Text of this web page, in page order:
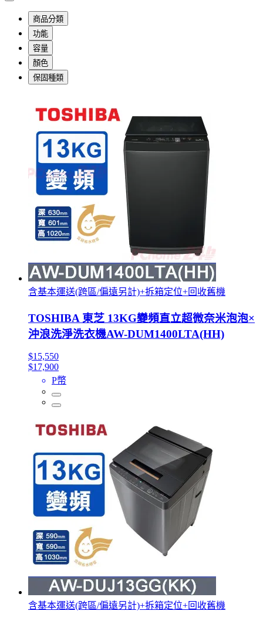
商品分類
功能
容量
顏色
保固種類
含基本運送(跨區/偏遠另計)+拆箱定位+回收舊機
TOSHIBA 東芝 13KG變頻直立超微奈米泡泡×
沖浪洗淨洗衣機AW-DUM1400LTA(HH)
$15,550
$17,900
P幣
含基本運送(跨區/偏遠另計)+拆箱定位+回收舊機